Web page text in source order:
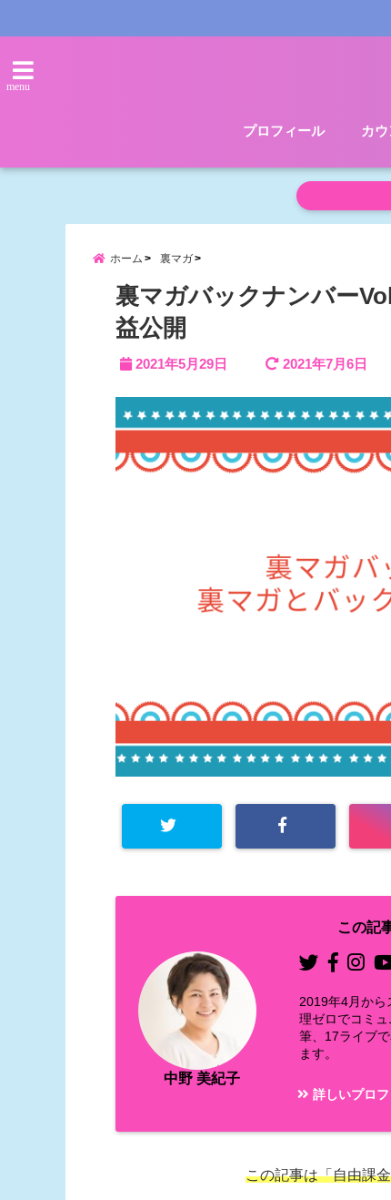
menu
プロフィール カ
ホーム 裏マガ
裏マガバックナンバー
益公開
2021年5月29日 2021年7月6日
この記
中野 美紀子
2019年4月から
理ゼロでコミ
筆、17ライブ
ます。
詳しいプロ
この記事は「自由課